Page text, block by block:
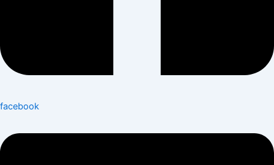
facebook